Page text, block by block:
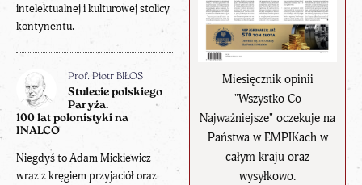
Miesięcznik opinii
"Wszystko Co
Najważniejsze" oczekuje na
Państwa w EMPIKach w
całym kraju oraz
wysyłkowo.
intelektualnej i kulturowej stolicy
kontynentu.
Prof. Piotr BIŁOS
Stulecie polskiego
Paryża.
100 lat polonistyki na
INALCO
Niegdyś to Adam Mickiewicz
wraz z kręgiem przyjaciół oraz